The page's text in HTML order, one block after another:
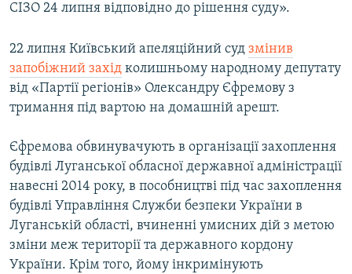
СІЗО 24 липня відповідно до рішення суду».
22 липня Київський апеляційний суд змінив
запобіжний захід колишньому народному депутату
від «Партії регіонів» Олександру Єфремову з
тримання під вартою на домашній арешт.
Єфремова обвинувачують в організації захоплення
будівлі Луганської обласної державної адміністрації
навесні 2014 року, в пособництві під час захоплення
будівлі Управління Служби безпеки України в
Луганській області, вчиненні умисних дій з метою
зміни меж території та державного кордону
України. Крім того, йому інкримінують